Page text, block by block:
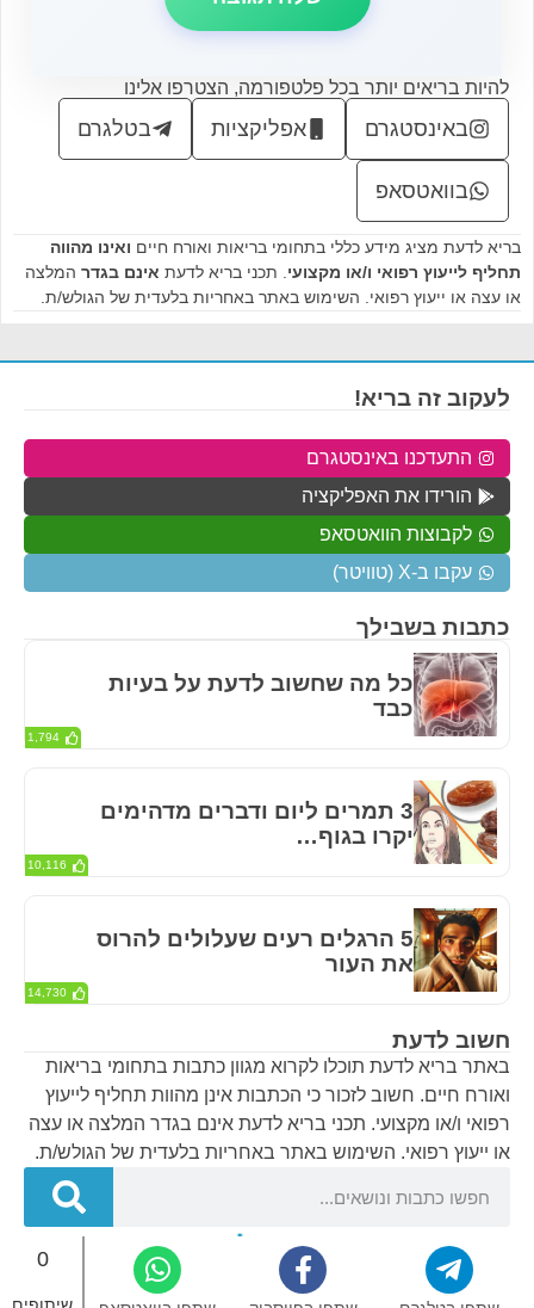
0
להיות בריאים יותר בכל פלטפורמה, הצטרפו אלינו
באינסטגרם אפליקציות בטלגרם
בוואטסאפ
בריא לדעת מציג מידע כללי בתחומי בריאות ואורח חיים ואינו מהווה
תחליף לייעוץ רפואי ו/או מקצועי . תכני בריא לדעת אינם בגדר המלצה
או עצה או ייעוץ רפואי. השימוש באתר באחריות בלעדית של הגולש/ת.
חשוב לדעת
באתר בריא לדעת תוכלו לקרוא מגוון כתבות בתחומי בריאות
ואורח חיים. חשוב לזכור כי הכתבות אינן מהוות תחליף לייעוץ
רפואי ו/או מקצועי. תכני בריא לדעת אינם בגדר המלצה או עצה
או ייעוץ רפואי. השימוש באתר באחריות בלעדית של הגולש/ת.
בריא לדעת – אתר הבריאות של ישראל © 2024
כתבות בשבילך
כל מה שחשוב לדעת על בעיות
כבד
1,794
3 תמרים ליום ודברים מדהימים
יקרו בגוף…
10,116
5 הרגלים רעים שעלולים להרוס
את העור
14,730
לעקוב זה בריא!
התעדכנו באינסטגרם
הורידו את האפליקציה
לקבוצות הוואטסאפ
עקבו ב-X (טוויטר)